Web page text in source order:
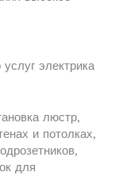
электрика
люстр,
и потолках,
для